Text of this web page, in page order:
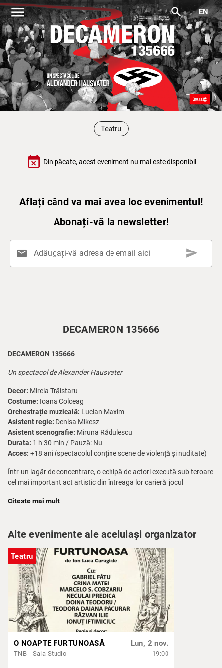
menu search EN
Teatru
event_busy Din păcate, acest eveniment nu mai este disponibil
Aflați când va mai avea loc evenimentul!
Abonați-vă la newsletter!
mail Adăugați-vă adresa de email aici send
DECAMERON 135666
DECAMERON 135666
Un spectacol de Alexander Hausvater
Decor: Mirela Trăistaru
Costume: Ioana Colceag
Orchestrație muzicală: Lucian Maxim
Asistent regie: Denisa Mikesz
Asistent scenografie: Miruna Rădulescu
Durata: 1 h 30 min / Pauză: Nu
Acces: +18 ani (spectacolul conține scene de violență și nuditate)
Într-un lagăr de concentrare, o echipă de actori execută sub teroare
cel mai important act artistic din întreaga lor carieră: jocul
brutalizați, artiștii interpretați de Ioana Calotă, Ioan Paraschiv,
imaginație.
„Am simțit o nevoie profundă în societatea românească de azi de a
înțelege real care e funcția teatrului (…) în acest spectacol este o
luptă pe viață și pe moarte între teatru, artă, poveste și autoritățile
politice.”– Alexander Hausvater, regizor
Distribuție:
Ioana Calotă, Radu Catană, Ștefan Liță, Ioan
Paraschiv, Claudia Vasile
Citeste mai mult
Alte evenimente ale aceluiași organizator
Teatru
O NOAPTE FURTUNOASĂ
TNB - Sala Studio
Lun, 2 nov.
19:00